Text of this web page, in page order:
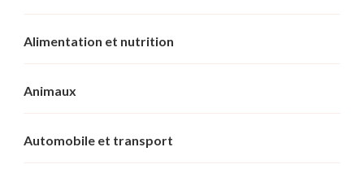
Alimentation et nutrition
Animaux
Automobile et transport